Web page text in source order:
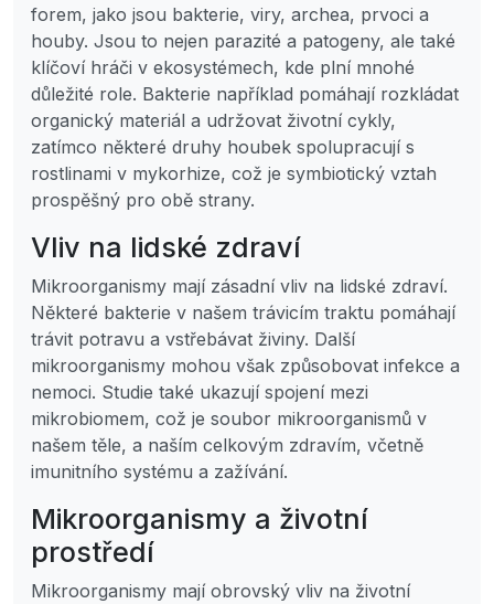
forem, jako jsou bakterie, viry, archea, prvoci a
houby. Jsou to nejen parazité a patogeny, ale také
klíčoví hráči v ekosystémech, kde plní mnohé
důležité role. Bakterie například pomáhají rozkládat
organický materiál a udržovat životní cykly,
zatímco některé druhy houbek spolupracují s
rostlinami v mykorhize, což je symbiotický vztah
prospěšný pro obě strany.
Vliv na lidské zdraví
Mikroorganismy mají zásadní vliv na lidské zdraví.
Některé bakterie v našem trávicím traktu pomáhají
trávit potravu a vstřebávat živiny. Další
mikroorganismy mohou však způsobovat infekce a
nemoci. Studie také ukazují spojení mezi
mikrobiomem, což je soubor mikroorganismů v
našem těle, a naším celkovým zdravím, včetně
imunitního systému a zažívání.
Mikroorganismy a životní
prostředí
Mikroorganismy mají obrovský vliv na životní